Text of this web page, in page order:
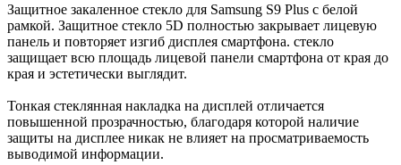
Защитное закаленное стекло для Samsung S9 Plus с белой
рамкой. Защитное стекло 5D полностью закрывает лицевую
панель и повторяет изгиб дисплея смартфона. стекло
защищает всю площадь лицевой панели смартфона от края до
края и эстетически выглядит.
Тонкая стеклянная накладка на дисплей отличается
повышенной прозрачностью, благодаря которой наличие
защиты на дисплее никак не влияет на просматриваемость
выводимой информации.